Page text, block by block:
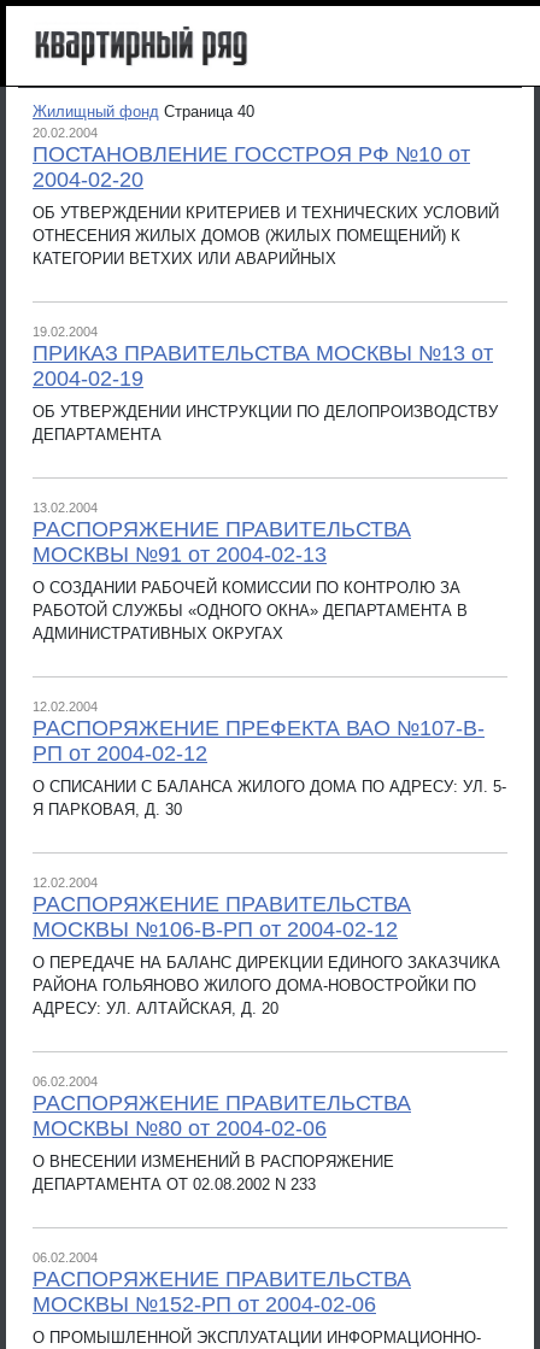
Жилищный фонд Страница 40
20.02.2004
ПОСТАНОВЛЕНИЕ ГОССТРОЯ РФ №10 от
2004-02-20
ОБ УТВЕРЖДЕНИИ КРИТЕРИЕВ И ТЕХНИЧЕСКИХ УСЛОВИЙ
ОТНЕСЕНИЯ ЖИЛЫХ ДОМОВ (ЖИЛЫХ ПОМЕЩЕНИЙ) К
КАТЕГОРИИ ВЕТХИХ ИЛИ АВАРИЙНЫХ
19.02.2004
ПРИКАЗ ПРАВИТЕЛЬСТВА МОСКВЫ №13 от
2004-02-19
ОБ УТВЕРЖДЕНИИ ИНСТРУКЦИИ ПО ДЕЛОПРОИЗВОДСТВУ
ДЕПАРТАМЕНТА
13.02.2004
РАСПОРЯЖЕНИЕ ПРАВИТЕЛЬСТВА
МОСКВЫ №91 от 2004-02-13
О СОЗДАНИИ РАБОЧЕЙ КОМИССИИ ПО КОНТРОЛЮ ЗА
РАБОТОЙ СЛУЖБЫ «ОДНОГО ОКНА» ДЕПАРТАМЕНТА В
АДМИНИСТРАТИВНЫХ ОКРУГАХ
12.02.2004
РАСПОРЯЖЕНИЕ ПРЕФЕКТА ВАО №107-В-
РП от 2004-02-12
О СПИСАНИИ С БАЛАНСА ЖИЛОГО ДОМА ПО АДРЕСУ: УЛ. 5-
Я ПАРКОВАЯ, Д. 30
12.02.2004
РАСПОРЯЖЕНИЕ ПРАВИТЕЛЬСТВА
МОСКВЫ №106-В-РП от 2004-02-12
О ПЕРЕДАЧЕ НА БАЛАНС ДИРЕКЦИИ ЕДИНОГО ЗАКАЗЧИКА
РАЙОНА ГОЛЬЯНОВО ЖИЛОГО ДОМА-НОВОСТРОЙКИ ПО
АДРЕСУ: УЛ. АЛТАЙСКАЯ, Д. 20
06.02.2004
РАСПОРЯЖЕНИЕ ПРАВИТЕЛЬСТВА
МОСКВЫ №80 от 2004-02-06
О ВНЕСЕНИИ ИЗМЕНЕНИЙ В РАСПОРЯЖЕНИЕ
ДЕПАРТАМЕНТА ОТ 02.08.2002 N 233
06.02.2004
РАСПОРЯЖЕНИЕ ПРАВИТЕЛЬСТВА
МОСКВЫ №152-РП от 2004-02-06
О ПРОМЫШЛЕННОЙ ЭКСПЛУАТАЦИИ ИНФОРМАЦИОННО-